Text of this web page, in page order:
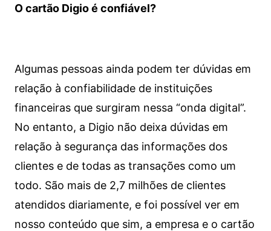
O cartão Digio é confiável?
Algumas pessoas ainda podem ter dúvidas em
relação à confiabilidade de instituições
financeiras que surgiram nessa “onda digital”.
No entanto, a Digio não deixa dúvidas em
relação à segurança das informações dos
clientes e de todas as transações como um
todo. São mais de 2,7 milhões de clientes
atendidos diariamente, e foi possível ver em
nosso conteúdo que sim, a empresa e o cartão